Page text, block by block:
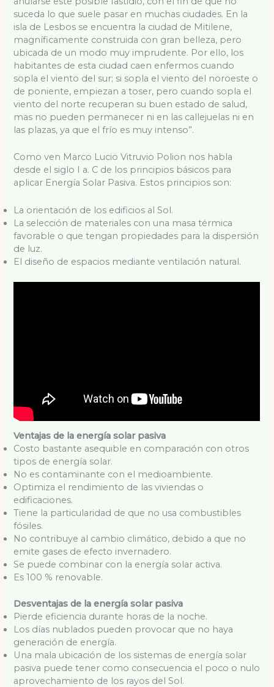
suceda lo que suele pasar en muchas ciudades. En la
isla de Lesbos se encuentra la ciudad de Mitilene,
magníficamente construida con gran belleza, pero
ubicada de un modo muy imprudente. Por ello, los
habitantes de esta ciudad caen enfermos cuando
sopla el viento del sur; si sopla el viento del noroeste o
de poniente, empiezan a toser, pero cuando sopla el
viento del norte recuperan su buen estado de salud,
mas no pueden permanecer ni en las callejuelas ni en
las plazas, ya que el frío es muy intenso”.
Como ven Marco Lucio Vitruvio Polion nos habla
desde el siglo I a. C de los principios básicos para
aplicar Energía Solar Pasiva. Estos principios son:
La orientación de los edificios al Sol.
La selección de materiales con una masa térmica
favorable o que tengan propiedades para la dispersión
de luz.
El diseño de espacios mediante ventilación natural.
Ventajas de la energía solar pasiva
Costo bastante asequible en comparación con otros
tipos de energía solar.
No es contaminante con el medioambiente.
Optimiza el rendimiento de las viviendas o
edificaciones.
Tiene la particularidad de que no usa combustibles
fósiles.
No contribuye al cambio climático, debido a que no
emite gases de efecto invernadero.
Se puede combinar con la energía solar activa.
Es 100 % renovable.
Desventajas de la energía solar pasiva
Pierde eficiencia durante horas de la noche.
Los días nublados pueden provocar que no haya
generación de energía.
Una mala ubicación de los sistemas de energía solar
pasiva puede tener como consecuencia el poco o nulo
aprovechamiento de los rayos del Sol.